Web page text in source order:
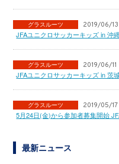
グラスルーツ 2019/06/13
JFAユニクロサッカーキッズ in
グラスルーツ 2019/06/11
JFAユニクロサッカーキッズ in
グラスルーツ 2019/05/17
5月24日(金)から参加者募集開始
最新ニュース